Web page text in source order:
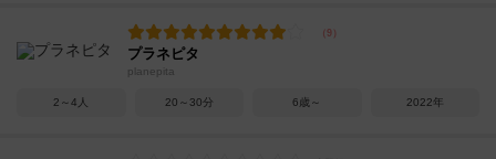
プラネピタ
planepita
2～4人 20～30分 6歳～ 2022年